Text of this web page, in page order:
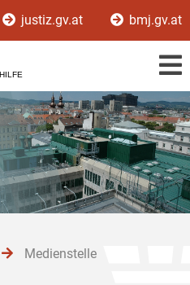
justiz.gv.at bmj.gv.at
Medienstelle